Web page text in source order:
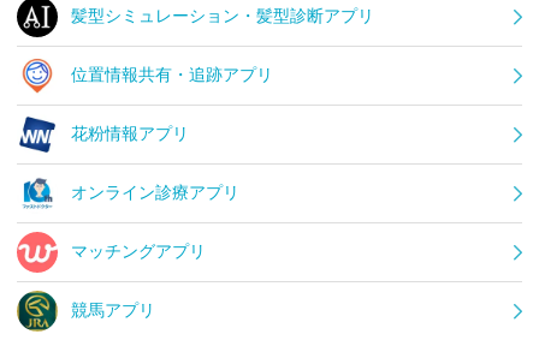
髪型シミュレーション・髪型診断アプリ
位置情報共有・追跡アプリ
花粉情報アプリ
オンライン診療アプリ
マッチングアプリ
競馬アプリ